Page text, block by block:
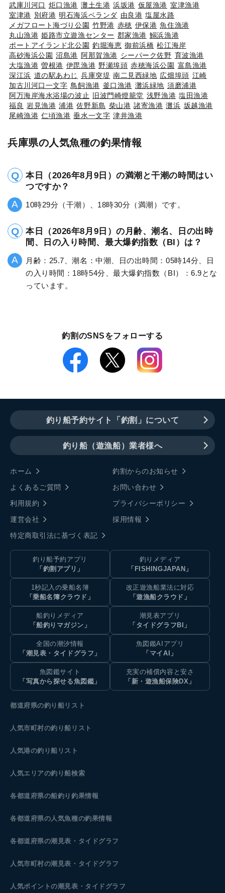
武庫川河口 炬口漁港 灘土生港 浜坂港 仮屋漁港 室津漁港
室津港 別府港 明石海浜ベランダ 由良港 塩屋水路
メガフロート海づり公園 竹野港 赤穂 伊保港 魚住漁港
丸山漁港 姫路市立遊漁センター 郡家漁港 鰯浜漁港
ポートアイランド北公園 釣堀海恵 御前浜橋 松江海岸
高砂海浜公園 沼島港 阿那賀漁港 シーパーク佐野 育波漁港
大塩漁港 曽根港 伊毘漁港 野瀬埠頭 赤穂海浜公園 富島漁港
深江浜 道の駅あわじ 兵庫突堤 南二見西緑地 広畑埠頭 江崎
加古川河口一文字 鳥飼漁港 釜口漁港 灘浜緑地 須磨浦港
阿万海岸海水浴場の波止 旧波門崎燈籠堂 浅野漁港 塩田漁港
福良 岩見漁港 浦港 佐野新島 柴山港 諸寄漁港 灘浜 坂越漁港
尾崎漁港 仁頃漁港 垂水一文字 津井漁港
兵庫県の人気魚種の釣果情報
本日（2026年8月9日）の満潮と干潮の時間はい
つですか？
10時29分（干潮）、18時30分（満潮）です。
本日（2026年8月9日）の月齢、潮名、日の出時
間、日の入り時間、最大爆釣指数（BI）は？
月齢：25.7、潮名：中潮、日の出時間：05時14分、日
の入り時間：18時54分、最大爆釣指数（BI）：6.9とな
っています。
釣割のSNSをフォローする
釣り船予約サイト「釣割」について
釣り船（遊漁船）業者様へ
ホーム
釣割からのお知らせ
よくあるご質問
お問い合わせ
利用規約
プライバシーポリシー
運営会社
採用情報
特定商取引法に基づく表記
釣り船予約アプリ
「釣割アプリ」
釣りメディア
「FISHINGJAPAN」
1秒記入の乗船名簿
「乗船名簿クラウド」
改正遊漁船業法に対応
「遊漁船クラウド」
船釣りメディア
「船釣りマガジン」
潮見表アプリ
「タイドグラフBI」
全国の潮汐情報
「潮見表・タイドグラフ」
魚図鑑AIアプリ
「マイAI」
魚図鑑サイト
「写真から探せる魚図鑑」
充実の補償内容と安さ
「新・遊漁船保険DX」
都道府県の釣り船リスト
人気市町村の釣り船リスト
人気港の釣り船リスト
人気エリアの釣り船検索
各都道府県の船釣り釣果情報
各都道府県の人気魚種の釣果情報
各都道府県の潮見表 ・タイドグラフ
人気市町村の潮見表・タイドグラフ
人気ポイントの潮見表・タイドグラフ